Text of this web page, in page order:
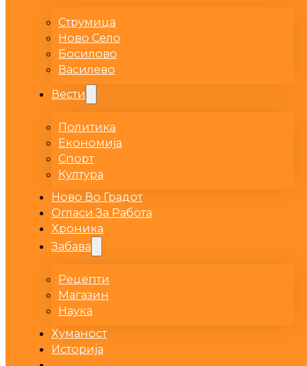
Струмица
Ново Село
Босилово
Василево
Вести
Политика
Економија
Спорт
Култура
Ново Во Градот
Огласи За Работа
Хроника
Забава
Рецепти
Магазин
Наука
Хуманост
Историја